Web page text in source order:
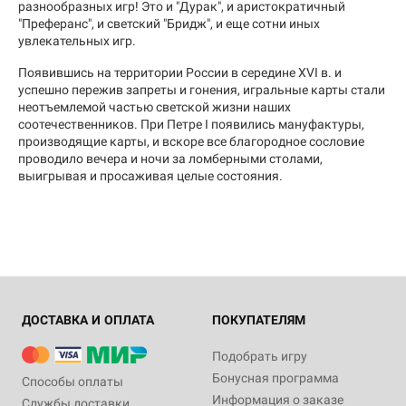
разнообразных игр! Это и "Дурак", и аристократичный
"Преферанс", и светский "Бридж", и еще сотни иных
увлекательных игр.
Появившись на территории России в середине XVI в. и
успешно пережив запреты и гонения, игральные карты стали
неотъемлемой частью светской жизни наших
соотечественников. При Петре I появились мануфактуры,
производящие карты, и вскоре все благородное сословие
проводило вечера и ночи за ломберными столами,
выигрывая и просаживая целые состояния.
ДОСТАВКА И ОПЛАТА
Способы оплаты
Службы доставки
ПОКУПАТЕЛЯМ
Подобрать игру
Бонусная программа
Информация о заказе